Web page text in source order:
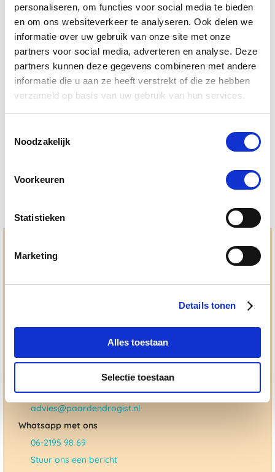
personaliseren, om functies voor social media te bieden
en om ons websiteverkeer te analyseren. Ook delen we
informatie over uw gebruik van onze site met onze
partners voor social media, adverteren en analyse. Deze
partners kunnen deze gegevens combineren met andere
informatie die u aan ze heeft verstrekt of die ze hebben
verzameld op basis van uw gebruik van hun services.
Noodzakelijk
Voorkeuren
Statistieken
Marketing
Details tonen
Alles toestaan
Selectie toestaan
allemaal voor doen. Bij De Paardendrogist worden we
topkwaliteit, uitgebreide informatieverstrekking en
beloven en rusten pas als jij tevreden bent; dat menen we en
Ma. t/m vrij 8:30 - 17:30 uur
050 - 409 69 96
advies@paardendrogist.nl
Whatsapp met ons
06-2195 98 69
Stuur ons een bericht